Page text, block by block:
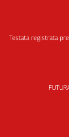
Testata registrata